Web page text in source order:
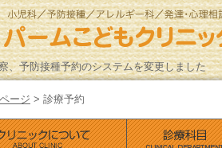
、予防接種予約のシステムを変更しました
ージ > 診療予約